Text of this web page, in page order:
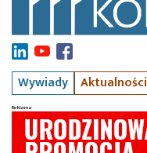
Wywiady Aktualności